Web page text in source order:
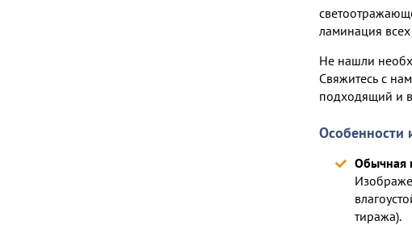
ламинация
Не нашли
Свяжитесь с
подходящий и
Особенности
Обычная
тиража).